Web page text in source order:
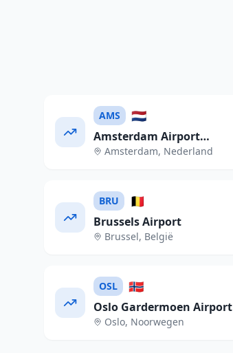
AMS 🇳🇱
Amsterdam Airport
Schiphol
Amsterdam, Nederland
BRU 🇧🇪
Brussels Airport
Brussel, België
OSL 🇳🇴
Oslo Gardermoen Airport
Oslo, Noorwegen